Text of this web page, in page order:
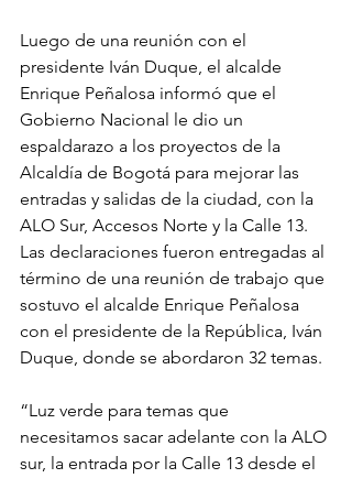
Luego de una reunión con el
presidente Iván Duque, el alcalde
Enrique Peñalosa informó que el
Gobierno Nacional le dio un
espaldarazo a los proyectos de la
Alcaldía de Bogotá para mejorar las
entradas y salidas de la ciudad, con la
ALO Sur, Accesos Norte y la Calle 13.
Las declaraciones fueron entregadas al
término de una reunión de trabajo que
sostuvo el alcalde Enrique Peñalosa
con el presidente de la República, Iván
Duque, donde se abordaron 32 temas.
“Luz verde para temas que
necesitamos sacar adelante con la ALO
sur, la entrada por la Calle 13 desde el